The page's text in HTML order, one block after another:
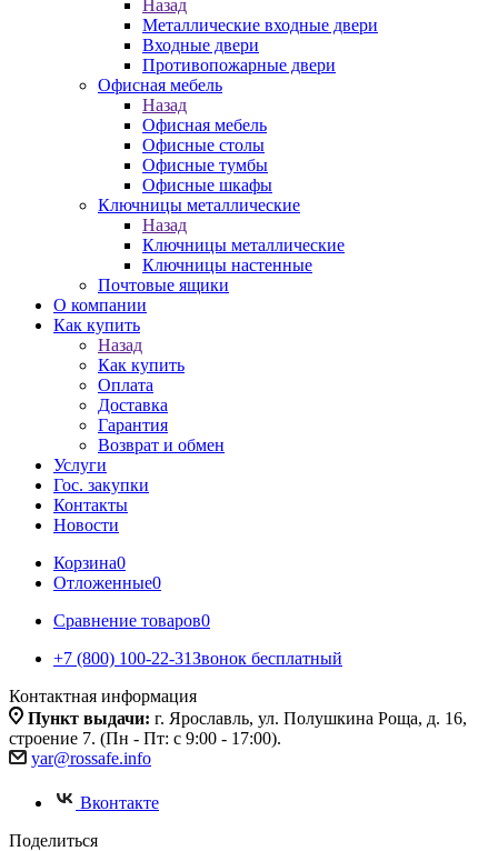
Назад
Металлические входные двери
Входные двери
Противопожарные двери
Офисная мебель
Назад
Офисная мебель
Офисные столы
Офисные тумбы
Офисные шкафы
Ключницы металлические
Назад
Ключницы металлические
Ключницы настенные
Почтовые ящики
О компании
Как купить
Назад
Как купить
Оплата
Доставка
Гарантия
Возврат и обмен
Услуги
Гос. закупки
Контакты
Новости
Корзина0
Отложенные0
Сравнение товаров0
+7 (800) 100-22-31Звонок бесплатный
Контактная информация
Пункт выдачи: г. Ярославль, ул. Полушкина Роща, д. 16,
строение 7. (Пн - Пт: с 9:00 - 17:00).
yar@rossafe.info
Вконтакте
Поделиться